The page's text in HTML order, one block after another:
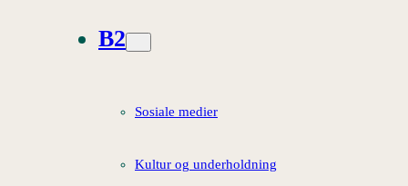
B2
Sosiale medier
Kultur og underholdning